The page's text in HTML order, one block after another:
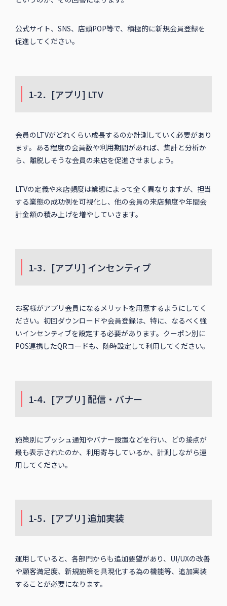
公式サイト、SNS、店頭POP等で、積極的に新規会員登録を
促進してください。
1-2．[アプリ] LTV
会員のLTVがどれくらい成長するのか計測していく必要があり
ます。ある程度の会員数や利用期間があれば、集計と分析か
ら、離脱しそうな会員の来店を促進させましょう。
LTVの定義や来店頻度は業態によって全く異なりますが、担当
する業態の成功例を可視化し、他の会員の来店頻度や年間会
計金額の積み上げを増やしていきます。
1-3．[アプリ] インセンティブ
お客様がアプリ会員になるメリットを用意するようにしてく
ださい。初回ダウンロードや会員登録は、特に、なるべく強
いインセンティブを設定する必要があります。クーポン別に
POS連携したQRコードも、随時設定して利用してください。
1-4．[アプリ] 配信・バナー
施策別にプッシュ通知やバナー設置などを行い、どの接点が
最も表示されたのか、利用寄与しているか、計測しながら運
用してください。
1-5．[アプリ] 追加実装
運用していると、各部門からも追加要望があり、UI/UXの改善
や顧客満足度、新規施策を具現化する為の機能等、追加実装
することが必要になります。